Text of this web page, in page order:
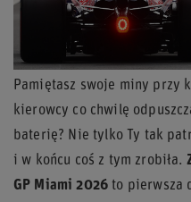
Pamiętasz swoje miny przy
kierowcy co chwilę
baterię? Nie tylko Ty tak
i w końcu coś z tym zrobiła.
GP Miami 2026 to pierwsza